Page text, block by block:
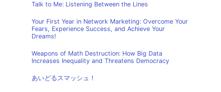
Talk to Me: Listening Between the Lines
Your First Year in Network Marketing: Overcome Your
Fears, Experience Success, and Achieve Your
Dreams!
Weapons of Math Destruction: How Big Data
Increases Inequality and Threatens Democracy
あいどるスマッシュ！